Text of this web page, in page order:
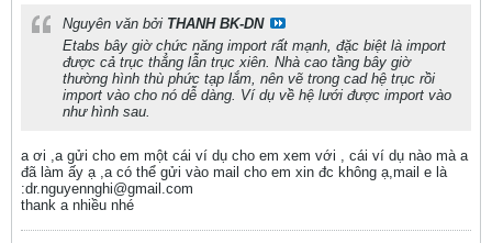
Nguyên văn bởi THANH BK-DN
Etabs bây giờ chức năng import rất mạnh, đặc biệt là import
được cả trục thẳng lẫn trục xiên. Nhà cao tầng bây giờ
thường hình thù phức tạp lắm, nên vẽ trong cad hệ trục rồi
import vào cho nó dễ dàng. Ví dụ về hệ lưới được import vào
như hình sau.
a ơi ,a gửi cho em một cái ví dụ cho em xem với , cái ví dụ nào mà a
đã làm ấy ạ ,a có thể gửi vào mail cho em xin đc không ạ,mail e là
:dr.nguyennghi@gmail.com
thank a nhiều nhé